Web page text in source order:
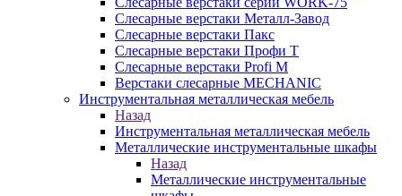
Слесарные верстаки Металл-Завод
Слесарные верстаки Пакс
Слесарные верстаки Профи Т
Слесарные верстаки Profi M
Верстаки слесарные MECHANIC
Инструментальная металлическая мебель
Назад
Инструментальная металлическая мебель
Металлические инструментальные шкафы
Назад
Металлические инструментальные